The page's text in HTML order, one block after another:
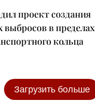
проект создания
в пределах
кольца
Загрузить больше